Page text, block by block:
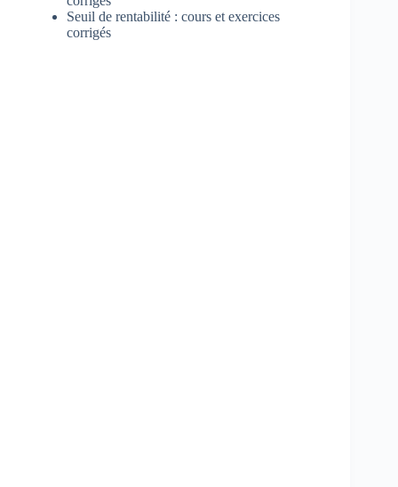
Seuil de rentabilité : cours et exercices
corrigés